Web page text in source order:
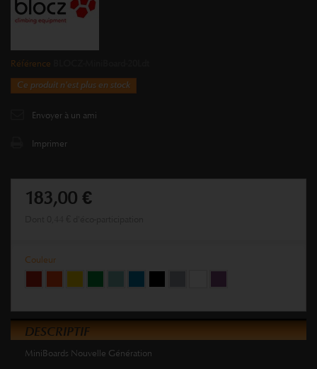
Référence
Ce produit n'est plus en stock
Envoyer à un ami
Imprimer
183,00 €
Couleur
DESCRIPTIF
MiniBoards Nouvelle Génération